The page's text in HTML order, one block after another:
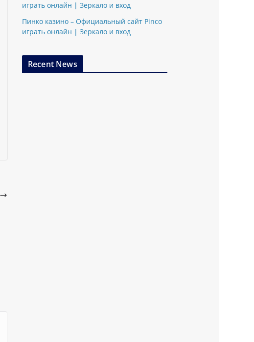
играть онлайн | Зеркало и вход
Пинко казино – Официальный сайт Pinco
играть онлайн | Зеркало и вход
Recent News